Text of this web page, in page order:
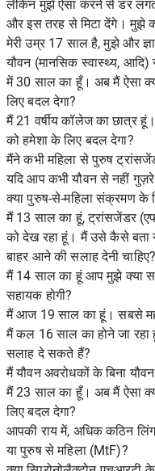
लेकिन मुझे ऐसा करने से डर लगता
और इस तरह से मिटा देंगे। मुझे
मेरी उम्र 17 साल है, मुझे और
यौवन (मानसिक स्वास्थ्य,
में 30 साल का हूँ। अब मैं ऐसा
लिए बदल देगा?
मैं 21 वर्षीय कॉलेज का छात्र
को हमेशा के लिए बदल देगा?
मैंने कभी महिला से पुरुष
यदि आप कभी यौवन से नहीं गुज़रे
क्या पुरुष-से-महिला संक्रमण के
मैं 13 साल का हूं, ट्रांसजेंडर
को देख रहा हूं। मैं उसे कैसे बता
बाहर आने की सलाह देनी चाहिए?
मैं 14 साल का हूं आप मुझे क्या
सहायक होगी?
मैं आज 19 साल का हूं। सबसे
मैं कल 16 साल का होने जा
सलाह दे सकते हैं?
मैं यौवन अवरोधकों के बिना
मैं 23 साल का हूँ। अब मैं ऐसा
लिए बदल देगा?
आपकी राय में, अधिक कठिन
या पुरुष से महिला (MtF)?